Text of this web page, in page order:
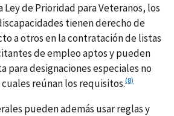
Ley de Prioridad para Veteranos, los
tienen derecho de
a otros en la contratación de listas
de empleo aptos y pueden
para designaciones especiales no
reúnan los requisitos.(8)
pueden además usar reglas y